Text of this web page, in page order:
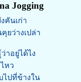
Jogging
คันเก่า
ยว่างเปล่า
าอยู่ได้ไง
หว
ไปที่ข้างใน